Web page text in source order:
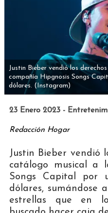
Justin Bieber vendió los
compañía Hipgnosis Songs
dólares. (Instagram)
23 Enero 2023 -
Redacción Hogar
Justin Bieber vendió
catálogo musical a
Songs Capital por
dólares, sumándose
estrellas que en